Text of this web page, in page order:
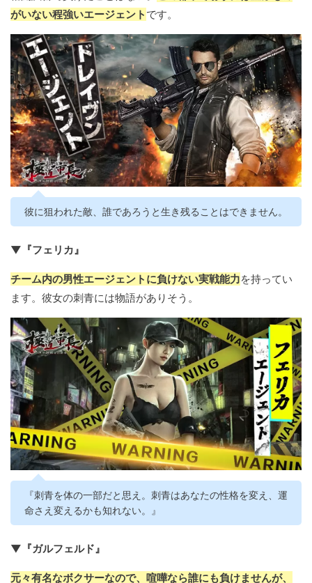
がいない程強いエージェント です。
彼に狙われた敵、誰であろうと生き残ることはできません。
▼『フェリカ』
チーム内の男性エージェントに負けない実戦能力を持ってい
ます。彼女の刺青には物語がありそう。
『刺青を体の一部だと思え。刺青はあなたの性格を変え、運
命さえ変えるかも知れない。』
▼『ガルフェルド』
元々有名なボクサーなので、喧嘩なら誰にも負けませんが、